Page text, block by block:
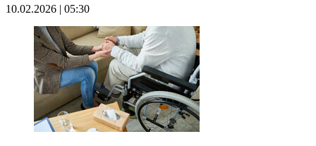
10.02.2026 | 05:30